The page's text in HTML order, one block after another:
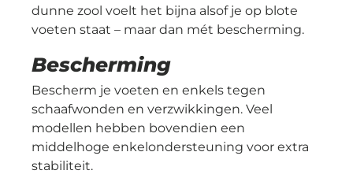
dunne zool voelt het bijna alsof je op blote
voeten staat – maar dan mét bescherming.
Bescherming
Bescherm je voeten en enkels tegen
schaafwonden en verzwikkingen. Veel
modellen hebben bovendien een
middelhoge enkelondersteuning voor extra
stabiliteit.